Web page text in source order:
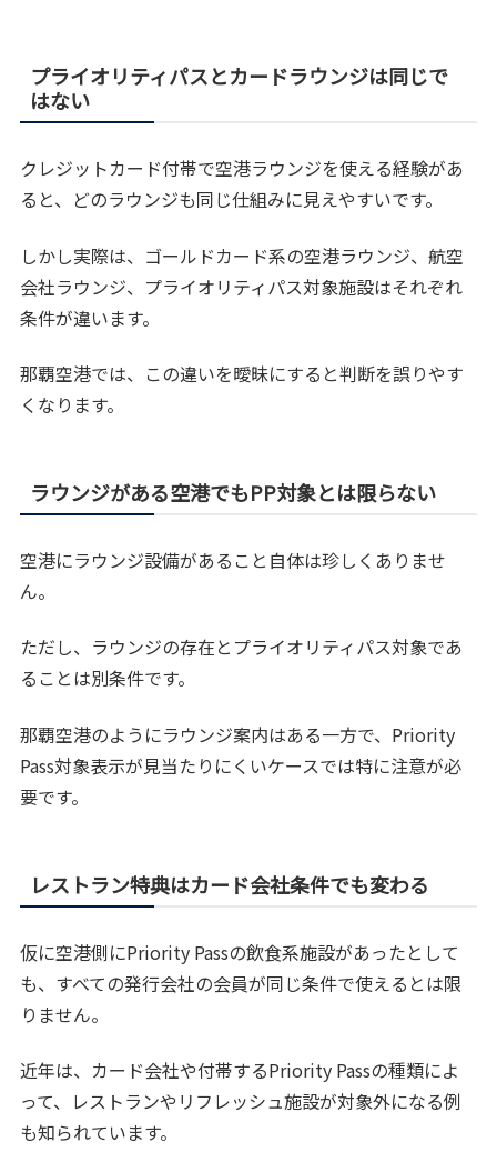
プライオリティパスとカードラウンジは同じで
はない
クレジットカード付帯で空港ラウンジを使える経験があ
ると、どのラウンジも同じ仕組みに見えやすいです。
しかし実際は、ゴールドカード系の空港ラウンジ、航空
会社ラウンジ、プライオリティパス対象施設はそれぞれ
条件が違います。
那覇空港では、この違いを曖昧にすると判断を誤りやす
くなります。
ラウンジがある空港でもPP対象とは限らない
空港にラウンジ設備があること自体は珍しくありませ
ん。
ただし、ラウンジの存在とプライオリティパス対象であ
ることは別条件です。
那覇空港のようにラウンジ案内はある一方で、Priority
Pass対象表示が見当たりにくいケースでは特に注意が必
要です。
レストラン特典はカード会社条件でも変わる
仮に空港側にPriority Passの飲食系施設があったとして
も、すべての発行会社の会員が同じ条件で使えるとは限
りません。
近年は、カード会社や付帯するPriority Passの種類によ
って、レストランやリフレッシュ施設が対象外になる例
も知られています。